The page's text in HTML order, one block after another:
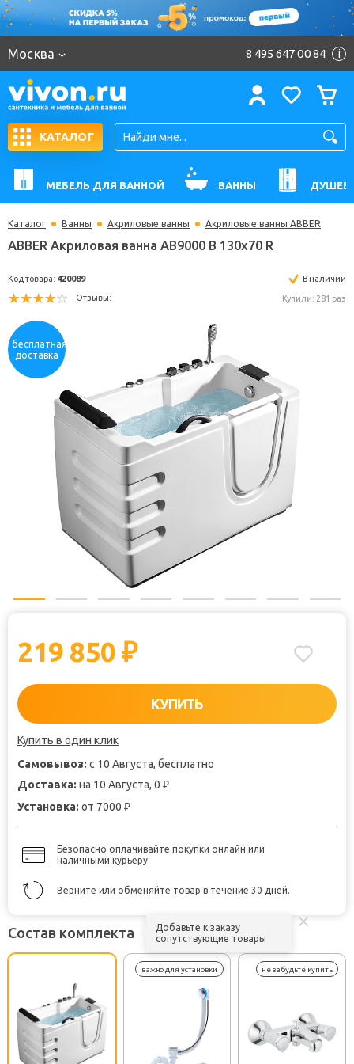
Москва 8 495 647 00 84 i
КАТАЛОГ
МЕБЕЛЬ ДЛЯ ВАННОЙ ВАННЫ
Каталог Ванны Акриловые ванны Акриловые ванны ABBER
бесплатная
доставка
219 850₽
КУПИТЬ
Купить в один клик
Самовывоз: с 10 Августа, бесплатно
Доставка: на 10 Августа, 0 ₽
Установка: от 7000 ₽
Безопасно оплачивайте покупки онлайн или
наличными курьеру.
Верните или обменяйте товар в течение 30 дней.
ABBER Акриловая ванна AB9000 B 130x70 R
Состав комплекта
Добавьте к заказу
сопутствующие товары